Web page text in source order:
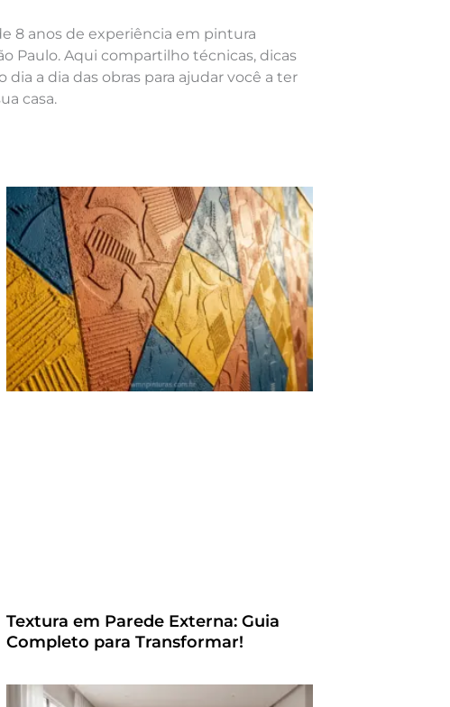
8 anos de experiência em pintura
Paulo. Aqui compartilho técnicas, dicas
a dia das obras para ajudar você a ter
casa.
Textura em Parede Externa: Guia
Completo para Transformar!